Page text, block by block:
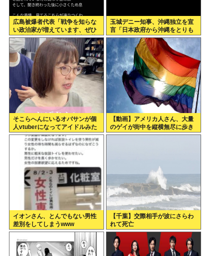
広島被爆者代表「戦争を知らな
い政治家が増えています、ぜひ
原爆資料館に見学へ」高市早苗
「はぁ…(ため息)」ジロッ
玉城デニー知事、沖縄独立を宣
言「日本政府から沖縄をとりも
ろす！！」
そこらへんにいるオバサンが個
人vtuberになってアイドルみた
いに扱わてるのヤバない？
【動画】アメリカ人さん、大量
のゲイが街中を縦横無尽に歩き
回る
イオンさん、とんでもない男性
差別をしてしまうwww
【千葉】交際相手が波にさらわ
れて死亡